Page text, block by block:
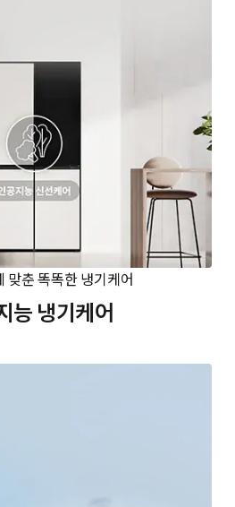
맞춘 똑똑한 냉기케어
능 냉기케어